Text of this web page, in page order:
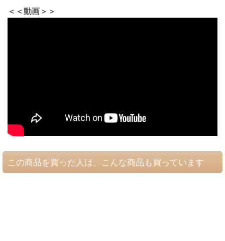
＜＜動画＞＞
この商品を買った人は、こんな商品も買っています